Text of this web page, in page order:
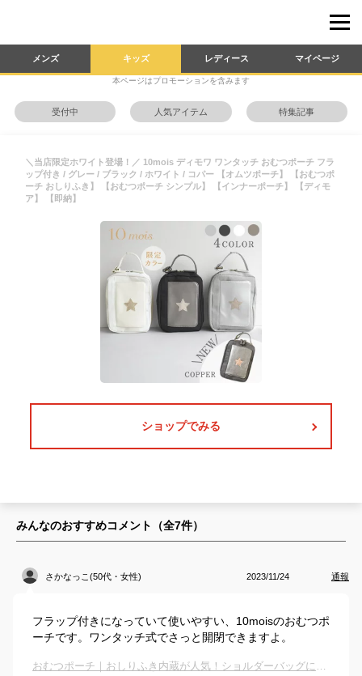
メンズ キッズ レディース マイページ
本ページはプロモーションを含みます
受付中 人気アイテム 特集記事
＼当店限定ホワイト登場！／ 10mois ディモワ ワンタッチ おむつポーチ フラ
ップ付き / グレー / ブラック / ホワイト / コパー 【オムツポーチ】 【おむつポ
ーチ おしりふき】 【おむつポーチ シンプル】 【インナーポーチ】 【ディモ
ア】 【即納】
ショップでみる
みんなのおすすめコメント（全7件）
さかなっこ(50代・女性) 2023/11/24 通報
フラップ付きになっていて使いやすい、10moisのおむつポ
ーチです。ワンタッチ式でさっと開閉できますよ。
おむつポーチ｜おしりふき内蔵が人気！ショルダーバッグにもなる携帯用のおすすめは？